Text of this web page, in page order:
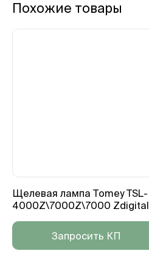
Похожие товары
Щелевая лампа Tomey TSL-
4000Z\7000Z\7000 Zdigital
Запросить КП